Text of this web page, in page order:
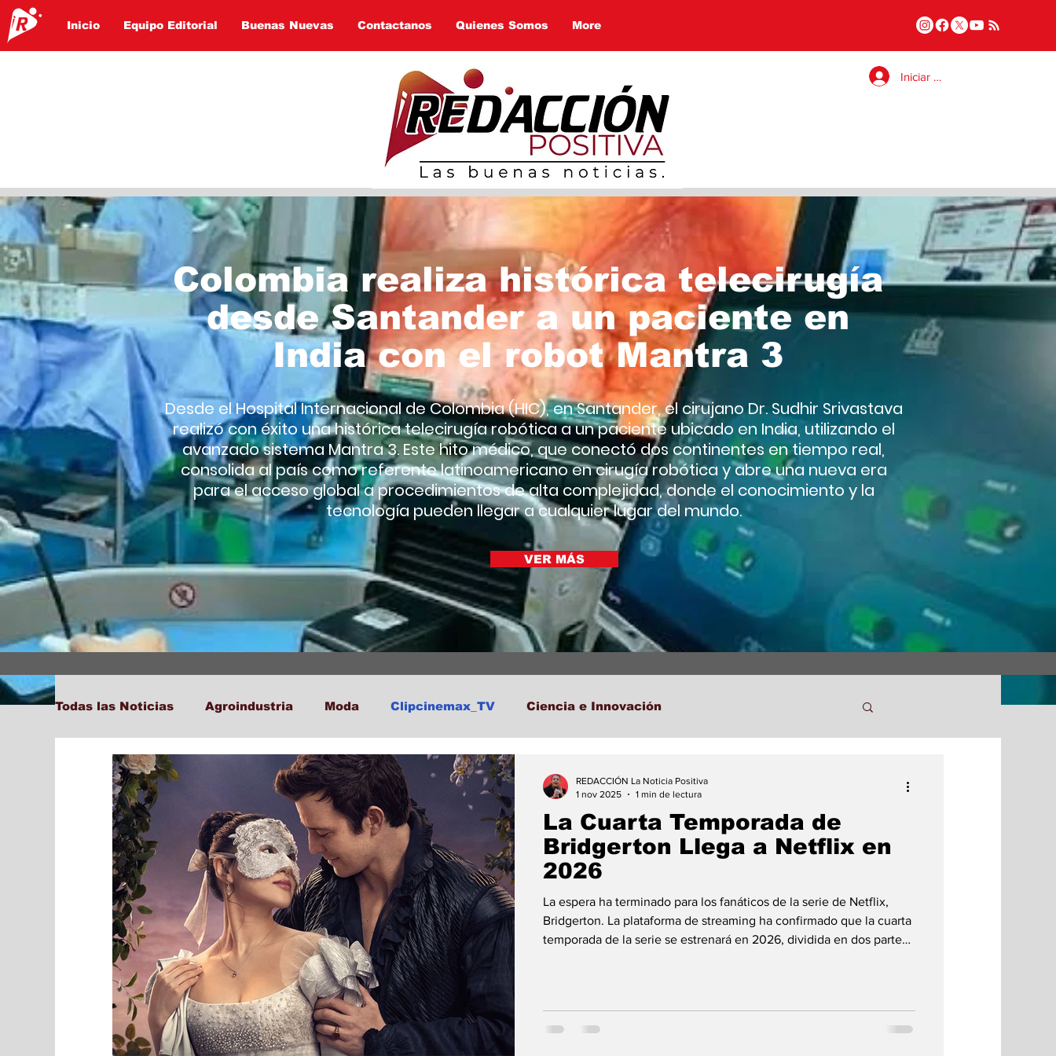
Inicio Equipo Editorial Buenas Nuevas Contactanos Quienes Somos More
Iniciar sesión
Colombia realiza histórica telecirugía
desde Santander a un paciente en
India con el robot Mantra 3
Desde el Hospital Internacional de Colombia (HIC), en Santander, el cirujano Dr. Sudhir Srivastava
realizó con éxito una histórica telecirugía robótica a un paciente ubicado en India, utilizando el
avanzado sistema Mantra 3. Este hito médico, que conectó dos continentes en tiempo real,
consolida al país como referente latinoamericano en cirugía robótica y abre una nueva era
para el acceso global a procedimientos de alta complejidad, donde el conocimiento y la
tecnología pueden llegar a cualquier lugar del mundo.
VER MÁS
Todas las Noticias Agroindustria Moda Clipcinemax_TV Ciencia e Innovación
Tecnología y Transformación Digital Lo Ultimo Politica
Ambiente Cultura Salud Educación Turismo Economía Economía Política Arte
Social Farandula Internacional Folclore Regional Educación Ciencia Transporte
Municipal Actualidad Locales
La Cuarta Temporada de
Bridgerton Llega a Netflix en
2026
La espera ha terminado para los fanáticos de la serie de Netflix,
Bridgerton. La plataforma de streaming ha confirmado que la cuarta
temporada de la serie se estrenará en 2026, dividida en dos partes.
centrará en la historia de Benedict Bridgerton, interpretado por
Luke Thompson, y su re
REDACCIÓN La Noticia Positiva
1 nov 2025
1 min de lectura